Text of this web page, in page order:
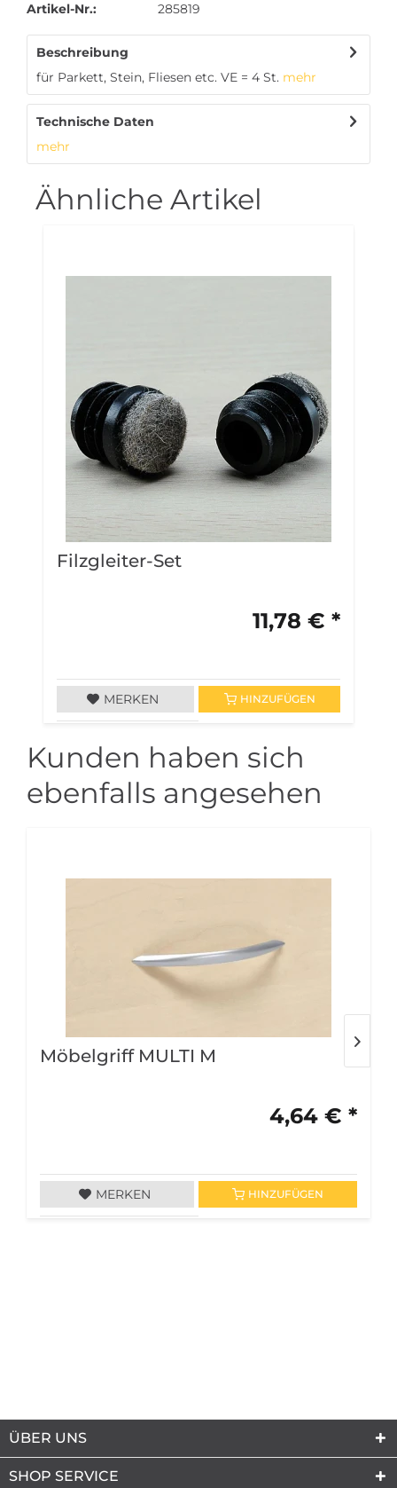
Artikel-Nr.: 285819
Beschreibung
für Parkett, Stein, Fliesen etc. VE = 4 St. mehr
Technische Daten
mehr
Ähnliche Artikel
Filzgleiter-Set
11,78 € *
MERKEN HINZUFÜGEN
Kunden haben sich
ebenfalls angesehen
Möbelgriff MULTI M
4,64 € *
MERKEN HINZUFÜGEN
ÜBER UNS
SHOP SERVICE